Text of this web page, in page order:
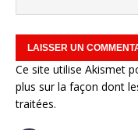
Ce site utilise Akismet
plus sur la façon dont
traitées.